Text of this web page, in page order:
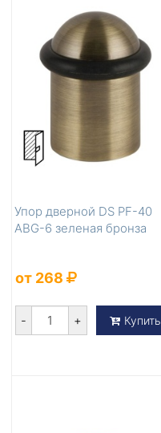
Упор дверной DS PF-40
ABG-6 зеленая бронза
от 268
- + Купить